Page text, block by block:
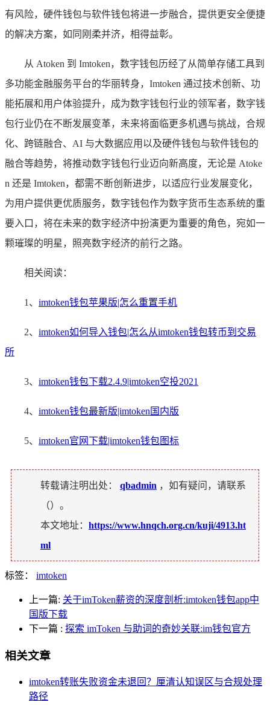
有风险，硬件钱包与软件钱包将进一步融合，提供更安全便捷
的解决方案，如同刚柔并济，相得益彰。
从 Atoken 到 Imtoken，数字钱包历经了从简单存储工具到
多功能金融服务平台的华丽转身，Imtoken 通过技术创新、功
能拓展和用户体验提升，成为数字钱包行业的领军者，数字钱
包行业仍在不断发展变革，未来将面临更多机遇与挑战，合规
化、跨链融合、AI 与大数据应用以及硬件钱包与软件钱包的
融合等趋势，将推动数字钱包行业迈向新高度，无论是 Atoke
n 还是 Imtoken，都需不断创新进步，以适应行业发展变化，
为用户提供更优质服务，数字钱包作为数字货币生态系统的重
要入口，将在未来的数字经济中扮演更为重要的角色，宛如一
颗璀璨的明星，照亮数字经济的前行之路。
相关阅读：
1、 imtoken钱包苹果版|怎么重置手机
2、 imtoken如何导入钱包|怎么从imtoken钱包转币到交易
所
3、 imtoken钱包下载2.4.9|imtoken空投2021
4、 imtoken钱包最新版|imtoken国内版
5、 imtoken官网下载|imtoken钱包图标
转载请注明出处： qbadmin ，如有疑问，请联系
（）。
本文地址： https://www.hnqch.org.cn/kuji/4913.ht
ml
标签： imtoken
上一篇: 关于imToken薪资的深度剖析:imtoken钱包app中
国版下载
下一篇 : 探索 imToken 与助词的奇妙关联:im钱包官方
相关文章
imtoken转账失败资金未退回？厘清认知误区与合规处理
路径